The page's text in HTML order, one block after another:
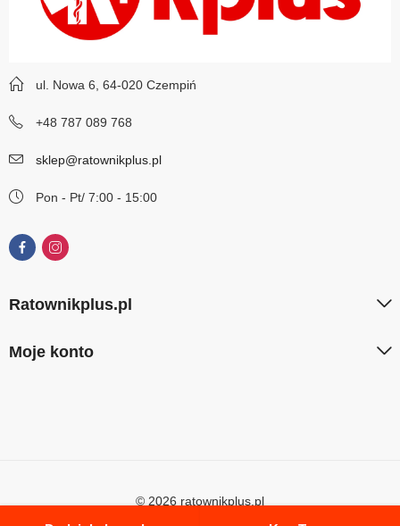
ul. Nowa 6, 64-020 Czempiń
+48 787 089 768
sklep@ratownikplus.pl
Pon - Pt/ 7:00 - 15:00
Ratownikplus.pl
Moje konto
© 2026 ratownikplus.pl